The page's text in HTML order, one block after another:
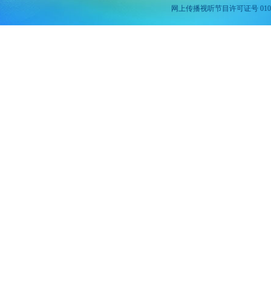
网上传播视听节目许可证号